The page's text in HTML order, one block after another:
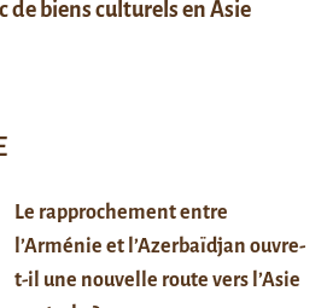
de biens culturels en Asie
Le rapprochement entre
l’Arménie et l’Azerbaïdjan ouvre-
t-il une nouvelle route vers l’Asie